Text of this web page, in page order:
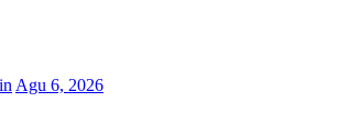
Agu 6, 2026